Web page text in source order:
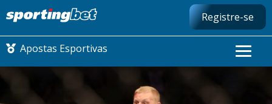
Registre-se
Apostas Esportivas